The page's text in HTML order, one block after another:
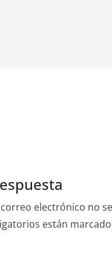
electrónico no
están